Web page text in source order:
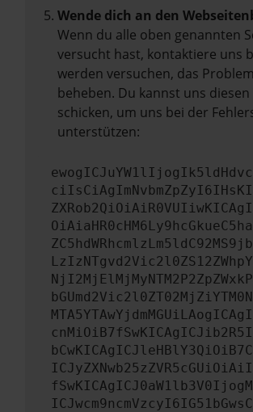
Wende dich an den
Wenn du alle oben genannten
versucht hast, kontaktiere uns
werden versuchen, das
beheben. Du kannst uns diesen
schicken, um uns bei der
unterstützen: